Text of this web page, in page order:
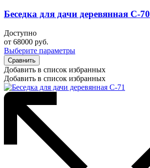
Беседка для дачи деревянная С-70
Доступно
от 68000 руб.
Выберите параметры
Сравнить
Добавить в список избранных
Добавить в список избранных